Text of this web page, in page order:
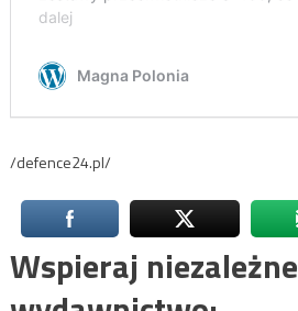
/defence24.pl/
Wspieraj niezależne